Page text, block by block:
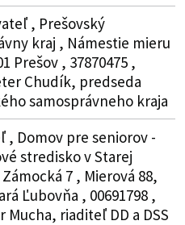
, Prešovský
kraj , Námestie mieru
Prešov , 37870475 ,
Chudík, predseda
samosprávneho kraja
, Domov pre seniorov -
stredisko v Starej
7 , Mierová 88,
Ľubovňa , 00691798 ,
Mucha, riaditeľ DD a DSS